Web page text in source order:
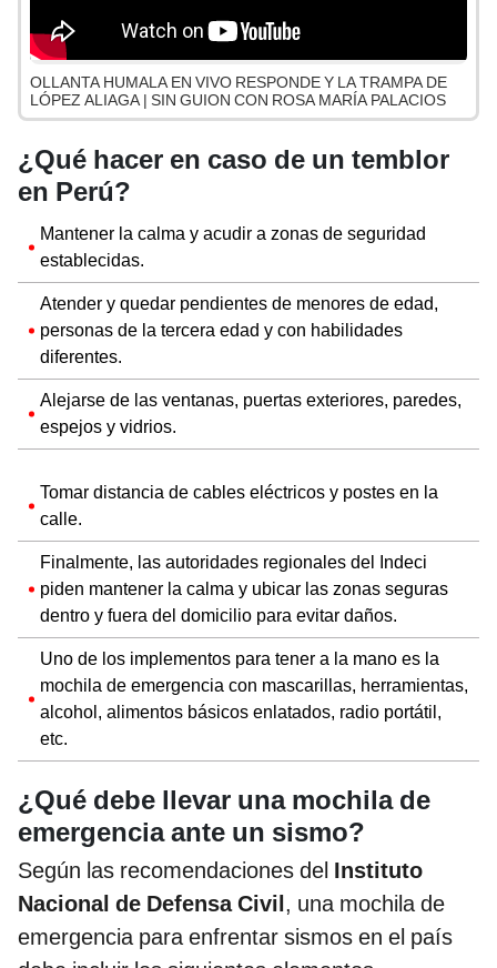
OLLANTA HUMALA EN VIVO RESPONDE Y LA TRAMPA DE
LÓPEZ ALIAGA | SIN GUION CON ROSA MARÍA PALACIOS
¿Qué hacer en caso de un temblor
en Perú?
Mantener la calma y acudir a zonas de seguridad
establecidas.
Atender y quedar pendientes de menores de edad,
personas de la tercera edad y con habilidades
diferentes.
Alejarse de las ventanas, puertas exteriores, paredes,
espejos y vidrios.
Tomar distancia de cables eléctricos y postes en la
calle.
Finalmente, las autoridades regionales del Indeci
piden mantener la calma y ubicar las zonas seguras
dentro y fuera del domicilio para evitar daños.
Uno de los implementos para tener a la mano es la
mochila de emergencia con mascarillas, herramientas,
alcohol, alimentos básicos enlatados, radio portátil,
etc.
¿Qué debe llevar una mochila de
emergencia ante un sismo?
Según las recomendaciones del Instituto
Nacional de Defensa Civil, una mochila de
emergencia para enfrentar sismos en el país